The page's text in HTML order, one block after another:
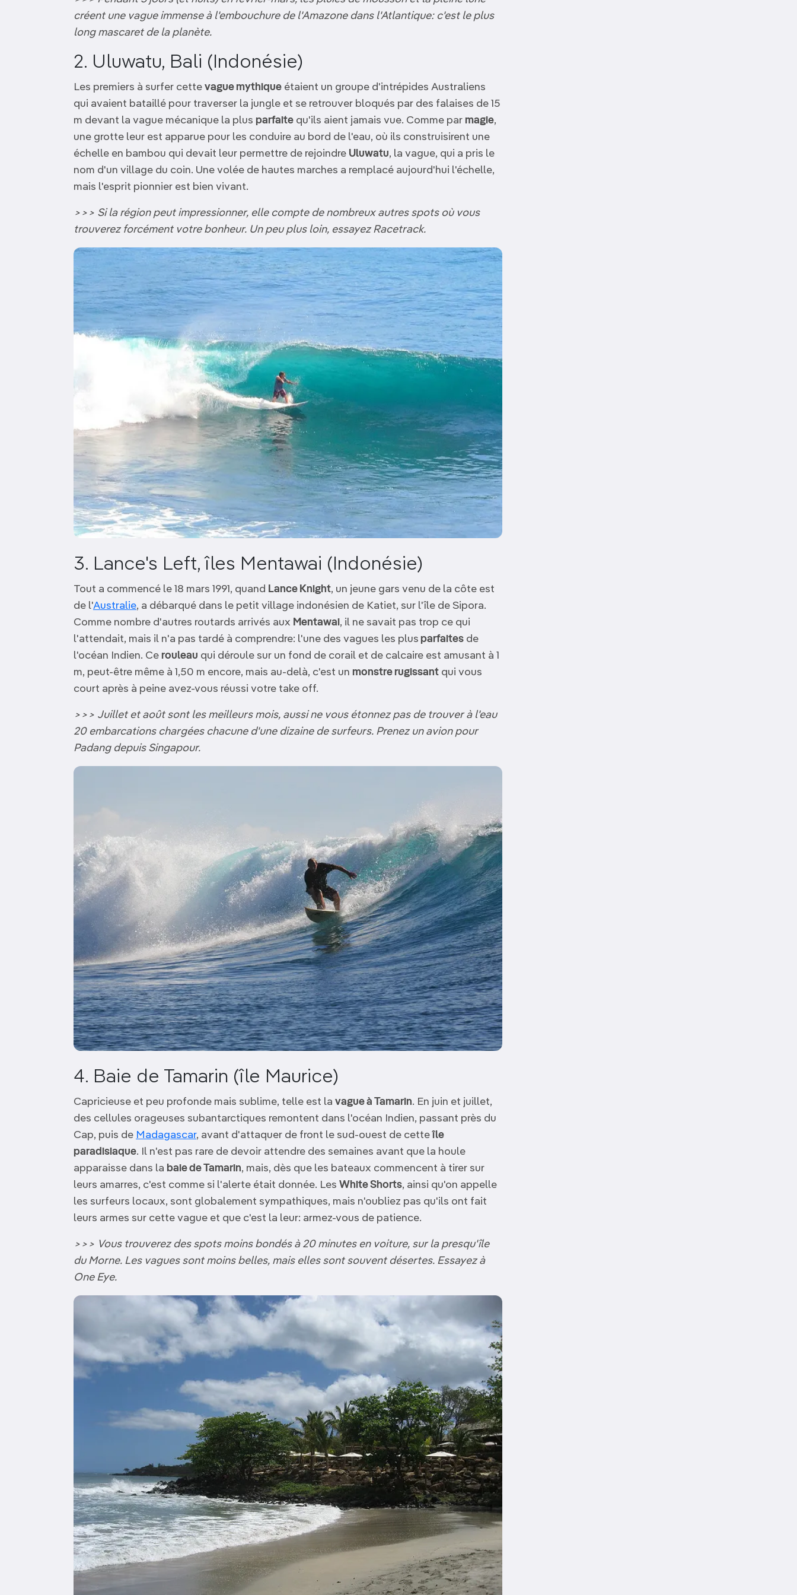
créent une vague immense à l'embouchure de l'Amazone dans l'Atlantique: c'est le plus
long mascaret de la planète.
2. Uluwatu, Bali (Indonésie)
Les premiers à surfer cette vague mythique étaient un groupe d'intrépides Australiens
qui avaient bataillé pour traverser la jungle et se retrouver bloqués par des falaises de 15
m devant la vague mécanique la plus parfaite qu'ils aient jamais vue. Comme par magie,
une grotte leur est apparue pour les conduire au bord de l'eau, où ils construisirent une
échelle en bambou qui devait leur permettre de rejoindre Uluwatu, la vague, qui a pris le
nom d'un village du coin. Une volée de hautes marches a remplacé aujourd'hui l'échelle,
mais l'esprit pionnier est bien vivant.
>>> Si la région peut impressionner, elle compte de nombreux autres spots où vous
trouverez forcément votre bonheur. Un peu plus loin, essayez Racetrack.
Image
3. Lance's Left, îles Mentawai (Indonésie)
Tout a commencé le 18 mars 1991, quand Lance Knight, un jeune gars venu de la côte est
de l'Australie, a débarqué dans le petit village indonésien de Katiet, sur l'île de Sipora.
Comme nombre d'autres routards arrivés aux Mentawai , il ne savait pas trop ce qui
l'attendait, mais il n'a pas tardé à comprendre: l'une des vagues les plus parfaites de
l'océan Indien. Ce rouleau qui déroule sur un fond de corail et de calcaire est amusant à 1
m, peut-être même à 1,50 m encore, mais au-delà, c'est un monstre rugissant qui vous
court après à peine avez-vous réussi votre take off.
>>> Juillet et août sont les meilleurs mois, aussi ne vous étonnez pas de trouver à l'eau
20 embarcations chargées chacune d'une dizaine de surfeurs. Prenez un avion pour
Padang depuis Singapour.
Image
4. Baie de Tamarin (île Maurice)
Capricieuse et peu profonde mais sublime, telle est la vague à Tamarin. En juin et juillet,
des cellules orageuses subantarctiques remontent dans l'océan Indien, passant près du
Cap, puis de Madagascar, avant d'attaquer de front le sud-ouest de cetteîle
paradisiaque. Il n'est pas rare de devoir attendre des semaines avant que la houle
apparaisse dans la baie de Tamarin, mais, dès que les bateaux commencent à tirer sur
leurs amarres, c'est comme si l'alerte était donnée. Les White Shorts, ainsi qu'on appelle
les surfeurs locaux, sont globalement sympathiques, mais n'oubliez pas qu'ils ont fait
leurs armes sur cette vague et que c'est la leur: armez-vous de patience.
>>> Vous trouverez des spots moins bondés à 20 minutes en voiture, sur la presqu'île
du Morne. Les vagues sont moins belles, mais elles sont souvent désertes. Essayez à
One Eye.
Image